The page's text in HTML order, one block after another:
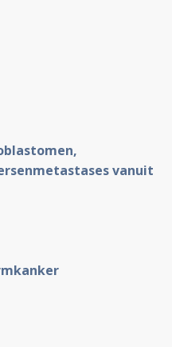
vanuit